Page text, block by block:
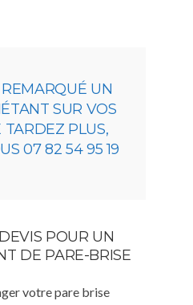
UN
SUR VOS
TARDEZ PLUS,
07 82 54 95 19
POUR UN
DE PARE-BRISE
votre pare brise